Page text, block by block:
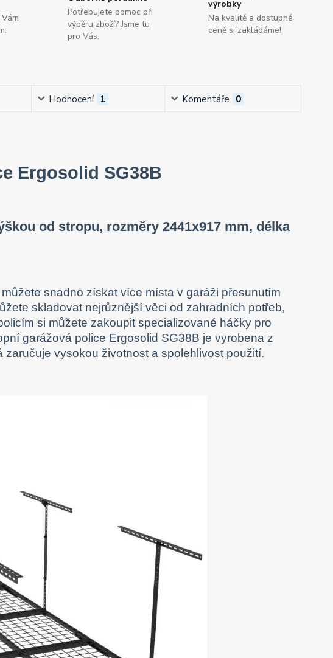
Potřebujete pomoc při
výběru zboží? Jsme tu
pro Vás.
výrobky
Na kvalitě a dostupné
ceně si zakládáme!
Hodnocení 1 Komentáře 0
Ergosolid SG38B
od stropu, rozměry 2441x917 mm, délka
snadno získat více místa v garáži přesunutím
skladovat nejrůznější věci od zahradních potřeb,
si můžete zakoupit specializované háčky pro
garážová police Ergosolid SG38B je vyrobena z
zaručuje vysokou životnost a spolehlivost použití.